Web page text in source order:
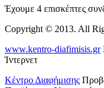
Έχουμε 4 επισκέπτες
Copyright © 2013. All
www.kentro-diafimisis.gr
Ίντερνετ
Κέντρο Διαφήμισης